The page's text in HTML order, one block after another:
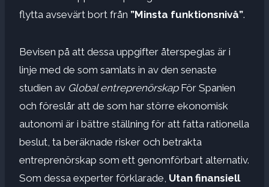
flytta avsevärt bort från ”Minsta funktionsnivå”.
Bevisen på att dessa uppgifter återspeglas är i
linje med de som samlats in av den senaste
studien av Global entreprenörskapFör Spanien
och föreslår att de som har större ekonomisk
autonomi är i bättre ställning för att fatta rationella
beslut, ta beräknade risker och betrakta
entreprenörskap som ett genomförbart alternativ.
Som dessa experter förklarade, Utan finansiell